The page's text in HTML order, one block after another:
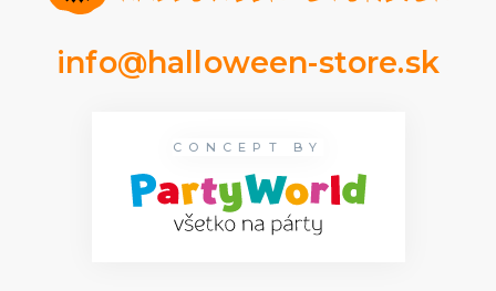
Rozlúčka so slobodou
ĎALŠIE KATEGÓRIE
VOLOVINY A ŽARTÍKY
info@halloween-store.sk
CONCEPT BY